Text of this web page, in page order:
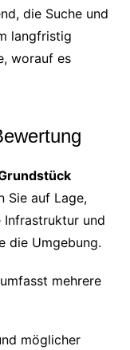
die Suche und
langfristig
worauf es
Sie auf Lage,
Infrastruktur und
die Umgebung.
mehrere
möglicher